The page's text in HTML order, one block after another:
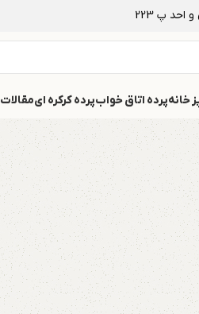
پ 223
خانهپرده اتاق خوابپرده کرکره ایمقالات